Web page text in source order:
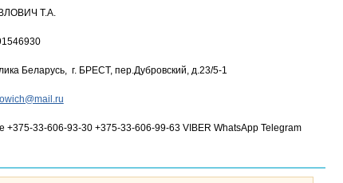
Т.А.
Беларусь, г. БРЕСТ, пер.Дубровский, д.23/5-1
+375-33-606-93-30 +375-33-606-99-63 VIBER WhatsApp Telegram